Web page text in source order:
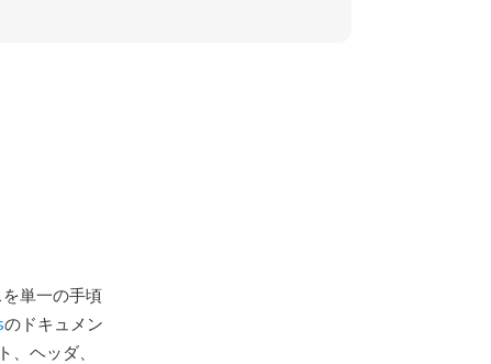
単一の手頃
のドキュメン
ヘッダ、